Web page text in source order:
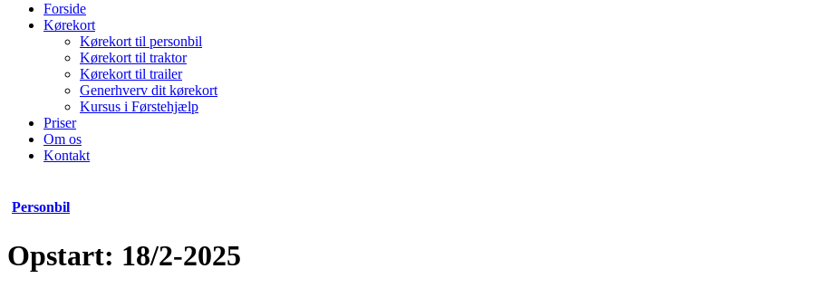
Forside
Kørekort
Kørekort til personbil
Kørekort til traktor
Kørekort til trailer
Generhverv dit kørekort
Kursus i Førstehjælp
Priser
Om os
Kontakt
Personbil
Opstart: 18/2-2025